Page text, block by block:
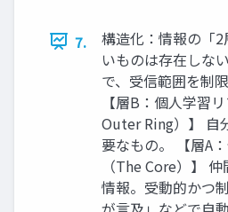
7.
構造化：情報の「
いものは存在しな
で、受信範囲を制
【層B：個人学習
Outer Ring）】 自
要なもの。 【層A
（The Core）】
情報。受動的かつ